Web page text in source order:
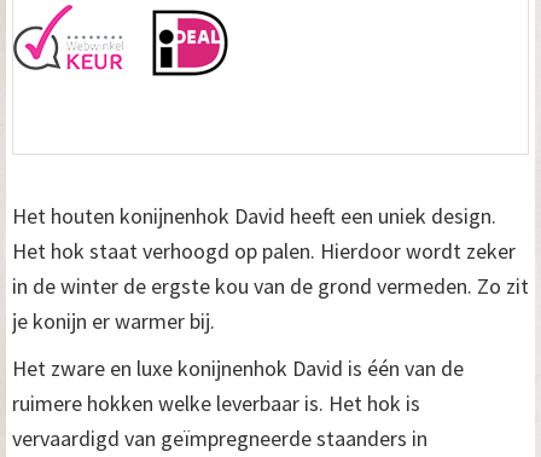
Het houten konijnenhok David heeft een uniek design.
Het hok staat verhoogd op palen. Hierdoor wordt zeker
in de winter de ergste kou van de grond vermeden. Zo zit
je konijn er warmer bij.
Het zware en luxe konijnenhok David is één van de
ruimere hokken welke leverbaar is. Het hok is
vervaardigd van geïmpregneerde staanders in